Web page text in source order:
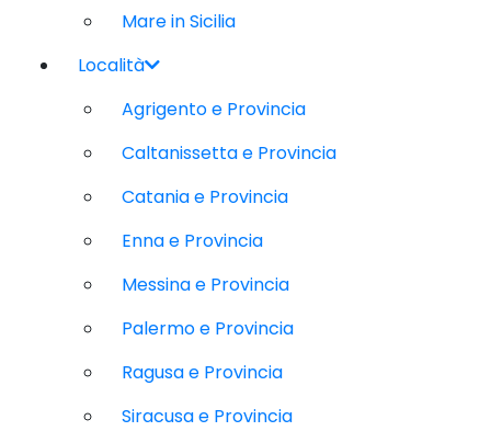
Mare in Sicilia
Località
Agrigento e Provincia
Caltanissetta e Provincia
Catania e Provincia
Enna e Provincia
Messina e Provincia
Palermo e Provincia
Ragusa e Provincia
Siracusa e Provincia